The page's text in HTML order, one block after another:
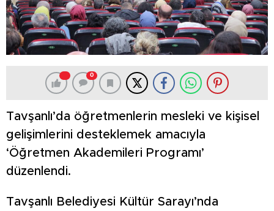
0
Tavşanlı’da öğretmenlerin mesleki ve kişisel
gelişimlerini desteklemek amacıyla
‘Öğretmen Akademileri Programı’
düzenlendi.
Tavşanlı Belediyesi Kültür Sarayı’nda